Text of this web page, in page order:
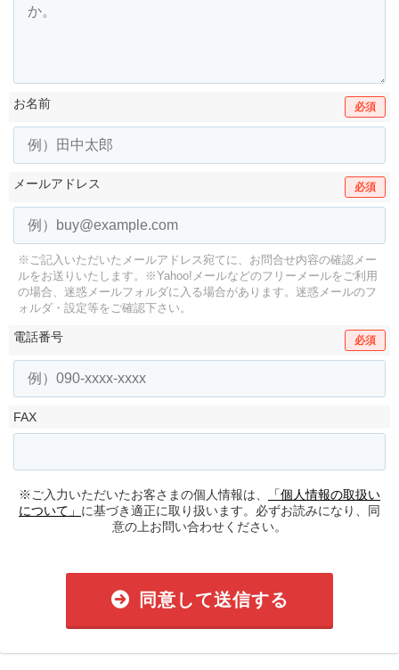
お名前 必須
メールアドレス 必須
※ご記入いただいたメールアドレス宛てに、お問合せ内容の確認メー
ルをお送りいたします。
※Yahoo!メールなどのフリーメールをご利用
の場合、迷惑メールフォルダに入る場合があります。 迷惑メールのフ
ォルダ・設定等をご確認下さい。
電話番号 必須
FAX
※ご入力いただいたお客さまの個人情報は、
「個人情報の取扱い
について」 に基づき適正に取り扱います。必ずお読みになり、同
意の上お問い合わせください。
同意して送信する